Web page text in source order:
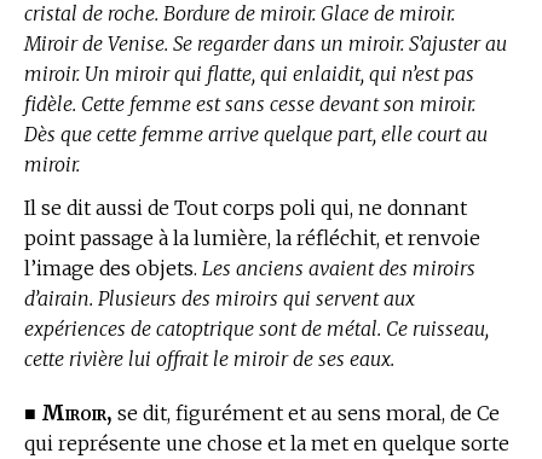
cristal de roche. Bordure de miroir. Glace de miroir.
Miroir de Venise. Se regarder dans un miroir. S’ajuster au
miroir. Un miroir qui flatte, qui enlaidit, qui n’est pas
fidèle. Cette femme est sans cesse devant son miroir.
Dès que cette femme arrive quelque part, elle court au
miroir.
Il se dit aussi de Tout corps poli qui, ne donnant
point passage à la lumière, la réfléchit, et renvoie
l’image des objets. Les anciens avaient des miroirs
d’airain. Plusieurs des miroirs qui servent aux
expériences de catoptrique sont de métal. Ce ruisseau,
cette rivière lui offrait le miroir de ses eaux.
■ Miroir, se dit, figurément et au sens moral, de Ce
qui représente une chose et la met en quelque sorte